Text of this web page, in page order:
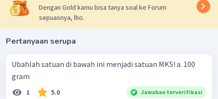
Dengan Gold kamu bisa tanya soal ke Forum
sepuasnya, lho.
Pertanyaan serupa
Ubahlah satuan di bawah ini menjadi satuan MKS! a. 100
gram
1 5.0 Jawaban terverifikasi